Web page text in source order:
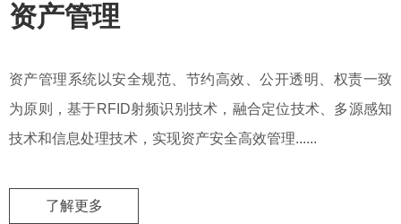
资产管理系统以安全规范、节约高效、公开透明、权责一致
为原则，基于RFID射频识别技术，融合定位技术、多源感知
技术和信息处理技术，实现资产安全高效管理......
了解更多
资产管理